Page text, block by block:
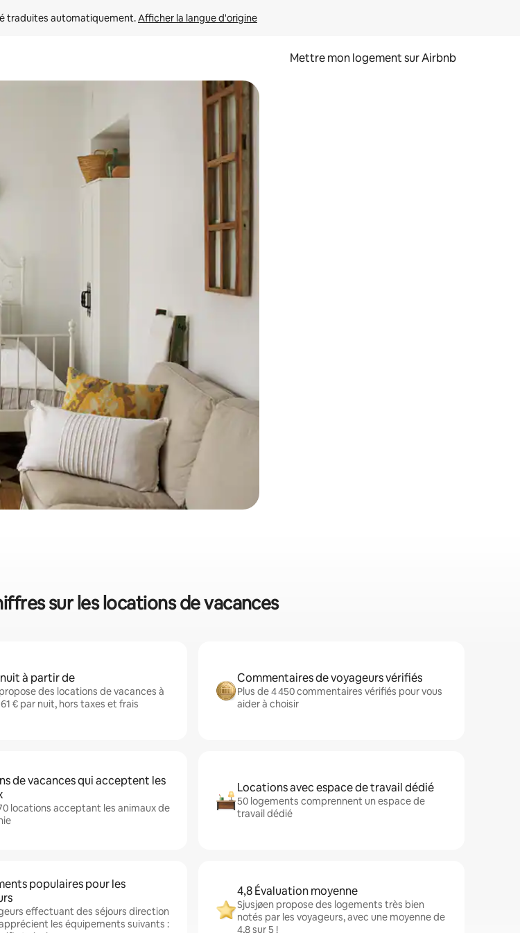
traduites automatiquement. Afficher la langue d'origine
Mettre mon logement sur Airbnb
pour les parcourir ou en appuyant et en faisant glisser.
sur les locations de vacances
à partir de
des locations de vacances à
€ par nuit, hors taxes et frais
Commentaires de voyageurs vérifiés
Plus de 4 450 commentaires vérifiés pour vous
aider à choisir
de vacances qui acceptent les
locations acceptant les animaux de
Locations avec espace de travail dédié
50 logements comprennent un espace de
travail dédié
populaires pour les
effectuant des séjours direction
les équipements suivants :
4,8 Évaluation moyenne
Sjusjøen propose des logements très bien
notés par les voyageurs, avec une moyenne de
4,8 sur 5 !